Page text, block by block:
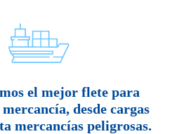
el mejor flete para
desde cargas
mercancías peligrosas.